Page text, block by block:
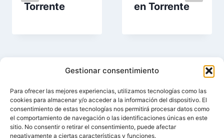
Gestionar consentimiento
Para ofrecer las mejores experiencias, utilizamos tecnologías como las
cookies para almacenar y/o acceder a la información del dispositivo. El
consentimiento de estas tecnologías nos permitirá procesar datos como
el comportamiento de navegación o las identificaciones únicas en este
sitio. No consentir o retirar el consentimiento, puede afectar
negativamente a ciertas características y funciones.
Torrente
en Torrente